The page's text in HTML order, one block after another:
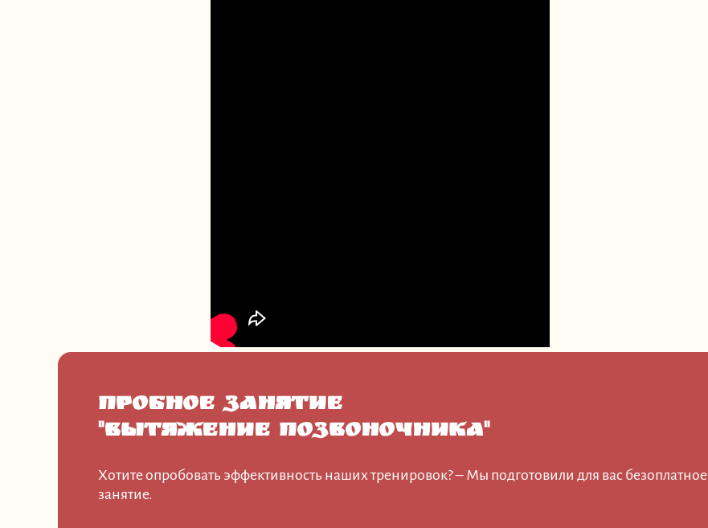
Пробное занятие
"Вытяжение позвоночника"
Хотите опробовать эффективность наших тренировок? – Мы подготовили для вас безоплатное
занятие.